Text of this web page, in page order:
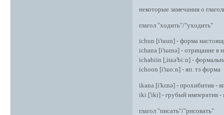
некоторые замечания о
глагол "ходить"/"уходить"
ichun [i'tɕun] - форма
ichana [i'tɕɛnə] - отрицание в
ichabiin [,itɕə'bi:n] -
ichoon [i'tɕo:n] - яп. тэ форма
ikana [i'kɛnə] - прохибитив -
iki ['iki] - грубый императив -
глагол "писать"/"рисовать"